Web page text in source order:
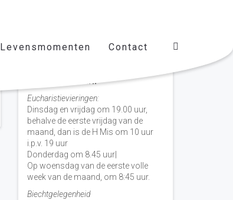
Levensmomenten Contact
Vieringen door de week
H. Nicolaas Baarn
Eucharistievieringen:
Dinsdag en vrijdag om 19.00 uur,
behalve de eerste vrijdag van de
maand, dan is de H Mis om 10 uur
i.p.v. 19 uur
Donderdag om 8.45 uur|
Op woensdag van de eerste volle
week van de maand, om 8:45 uur.
Biechtgelegenheid